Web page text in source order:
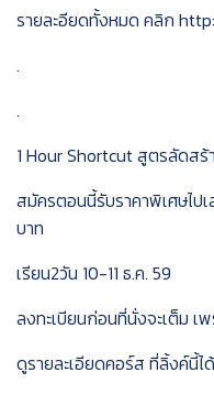
รายละอียดทั้งหมด คลิก
.
.
1 Hour Shortcut สูตรลัดสร้
สมัครตอนนี้รับราคาพิเศษไป
บาท
เรียน2วัน 10-11 ธ.ค. 59
ลงทะเบียนก่อนที่นั่งจะเต็ม เ
ดูรายละเอียดคอร์ส ที่ลิ้งค์นี้ไ